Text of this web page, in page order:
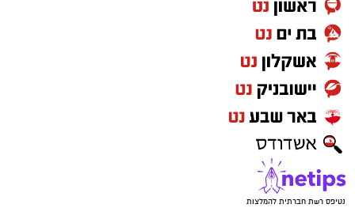
נטיפס רשת חברתית להמלצות